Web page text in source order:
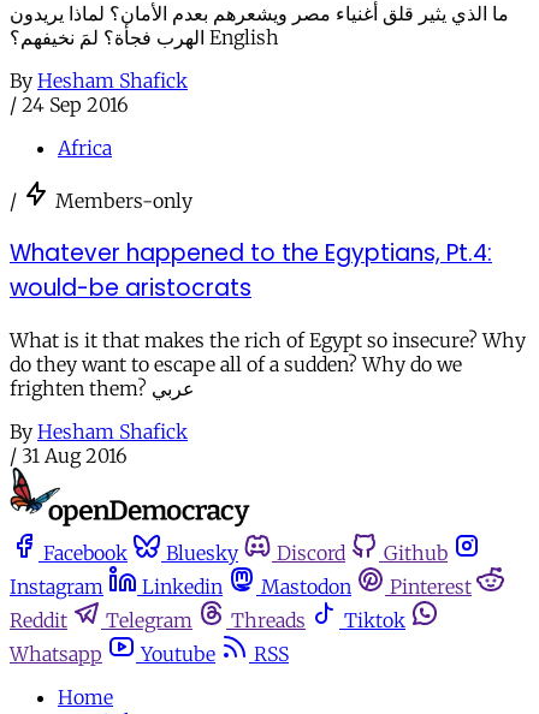
ما الذي يثير قلق أغنياء مصر ويشعرهم بعدم الأمان؟ لماذا يريدون
الهرب فجأة؟ لمَ نخيفهم؟ English
By Hesham Shafick
/ 24 Sep 2016
Africa
/ Members-only
Whatever happened to the Egyptians, Pt.4:
would-be aristocrats
What is it that makes the rich of Egypt so insecure? Why
do they want to escape all of a sudden? Why do we
frighten them? عربي
By Hesham Shafick
/ 31 Aug 2016
Facebook Bluesky Discord
Github
Instagram
Linkedin Mastodon
Pinterest
Reddit
Telegram Threads
Tiktok
Whatsapp
Youtube
RSS
Home